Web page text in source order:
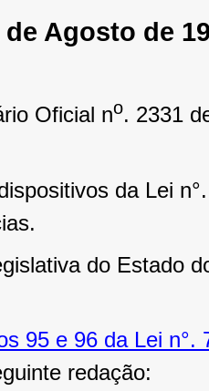
de Agosto de
Oficial no. 2331
da Lei
do Estado
95 e 96 da Lei n°.
redação: